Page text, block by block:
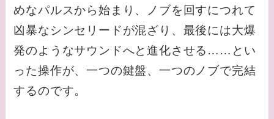
めなパルスから始まり、ノブを回すにつれて
凶暴なシンセリードが混ざり、最後には大爆
発のようなサウンドへと進化させる……とい
った操作が、一つの鍵盤、一つのノブで完結
するのです。